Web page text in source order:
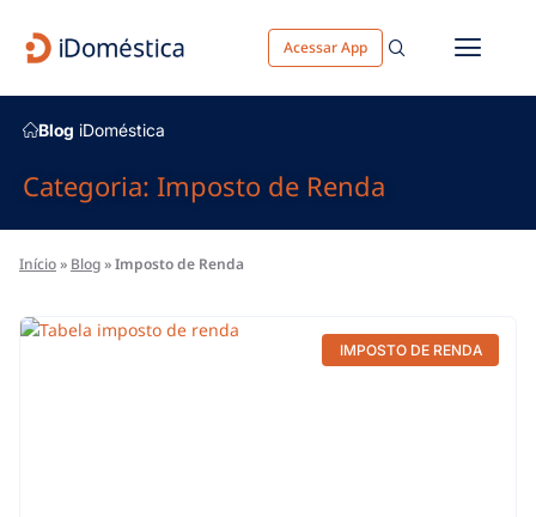
Acessar App
Blog iDoméstica
Categoria: Imposto de Renda
Início» Blog»Imposto de Renda
IMPOSTO DE RENDA